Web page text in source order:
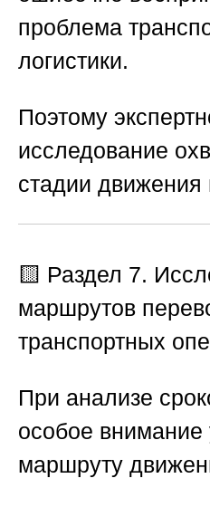
проблема
логистики.
Поэтому
исследование
стадии движения
🟨 Раздел 7.
маршрутов
транспортных
При анализе
особое внимание
маршруту